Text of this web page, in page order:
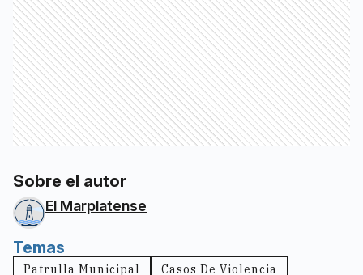
Sobre el autor
El Marplatense
Temas
Patrulla Municipal
Casos De Violencia